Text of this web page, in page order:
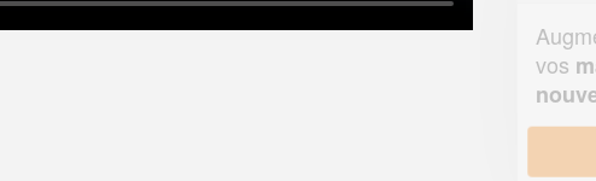
Augmentez votrechiffre d'affaireset